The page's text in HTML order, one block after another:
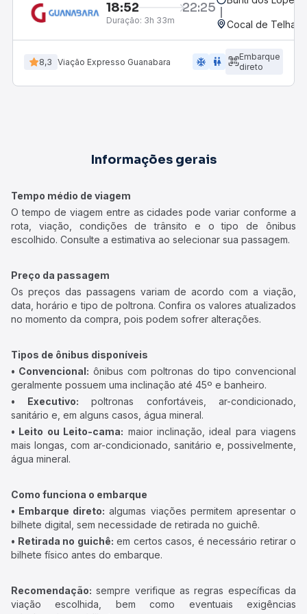
18:52 22:25
Duração: 3h 33m Cocal de Telha,
8,3 Viação Expresso Guanabara ac_unit wc
Embarque
direto
Informações gerais
Tempo médio de viagem
O tempo de viagem entre as cidades pode variar conforme a
rota, viação, condições de trânsito e o tipo de ônibus
escolhido. Consulte a estimativa ao selecionar sua passagem.
Preço da passagem
Os preços das passagens variam de acordo com a viação,
data, horário e tipo de poltrona. Confira os valores atualizados
no momento da compra, pois podem sofrer alterações.
Tipos de ônibus disponíveis
• Convencional: ônibus com poltronas do tipo convencional
geralmente possuem uma inclinação até 45º e banheiro.
• Executivo: poltronas confortáveis, ar-condicionado,
sanitário e, em alguns casos, água mineral.
• Leito ou Leito-cama: maior inclinação, ideal para viagens
mais longas, com ar-condicionado, sanitário e, possivelmente,
água mineral.
Como funciona o embarque
• Embarque direto: algumas viações permitem apresentar o
bilhete digital, sem necessidade de retirada no guichê.
• Retirada no guichê: em certos casos, é necessário retirar o
bilhete físico antes do embarque.
Recomendação: sempre verifique as regras específicas da
viação escolhida, bem como eventuais exigências